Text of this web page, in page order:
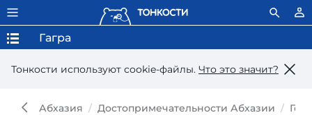
Тонкости используют сookie-файлы. Что это значит?
Гагра
Абхазия Достопримечательности Абхазии